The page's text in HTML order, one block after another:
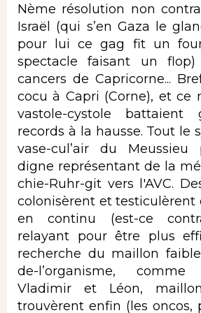
Nème résolution non
Israël (qui s’en Gaza le
pour lui ce gag fit un
spectacle faisant un
cancers de Capricorne...
cocu à Capri (Corne), et ce
vastole-cystole battaient
records à la hausse. Tout le
vase-cul’air du Meussieu
digne représentant de la
chie-Ruhr-git vers l'AVC.
colonisèrent et testiculèrent
en continu (est-ce
relayant pour être plus
recherche du maillon
de-l’organisme,
Vladimir et Léon,
trouvèrent enfin (les oncos,